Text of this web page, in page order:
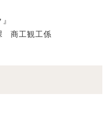
商工観工係